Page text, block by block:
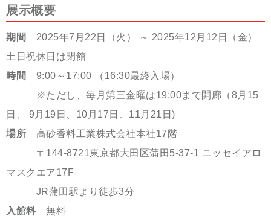
展示概要
期間
2025年7月22日（火） ～ 2025年12月12日（金）
土日祝休日は閉館
時間
9:00～17:00 （16:30最終入場）
※ただし、毎月第三金曜は19:00まで開廊（8月15
日、 9月19日、10月17日、11月21日)
場所 高砂香料工業株式会社本社17階
〒144-8721東京都大田区蒲田5-37-1 ニッセイアロ
マスクエア17F
JR蒲田駅より徒歩3分
入館料 無料